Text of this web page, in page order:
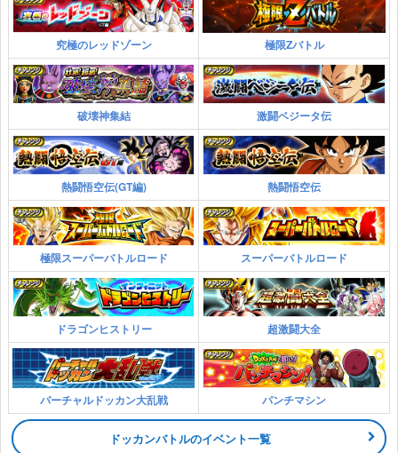
究極のレッドゾーン 極限Zバトル
破壊神集結 激闘ベジータ伝
熱闘悟空伝(GT編) 熱闘悟空伝
極限スーパーバトルロード スーパーバトルロード
ドラゴンヒストリー 超激闘大全
バーチャルドッカン大乱戦 パンチマシン
ドッカンバトルのイベント一覧